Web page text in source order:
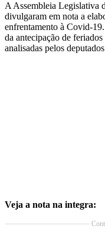
A Assembleia Legislativa
divulgaram em nota a
enfrentamento à Covid-
da antecipação de
analisadas pelos
Veja a nota na integra: